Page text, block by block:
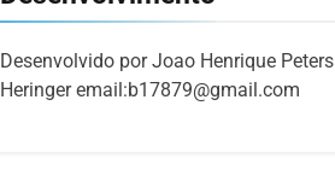
Desenvolvido por Joao Henrique Peters
Heringer email:b17879@gmail.com